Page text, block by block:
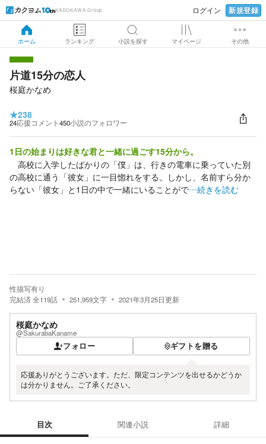
KADOKAWA Group ログイン 新規登録
ホーム ランキング 小説を探す マイページ その他
片道15分の恋人
桜庭かなめ
★238
24応援コメント450小説のフォロワー
1日の始まりは好きな君と一緒に過ごす15分から。
高校に入学したばかりの「僕」は、行きの電車に乗っていた別
の高校に通う「彼女」に一目惚れをする。しかし、名前すら分か
らない「彼女」と1日の中で一緒にいることがで…続きを読む
性描写有り
完結済全119話 251,959文字 2021年3月25日更新
桜庭かなめ
@SakurabaKaname
フォロー ギフトを贈る
応援ありがとうございます。ただ、限定コンテンツを出せるかどうか
は分かりません。ご了承ください。
目次 関連小説 詳細